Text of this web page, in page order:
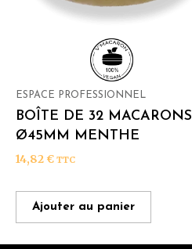
ESPACE PROFESSIONNEL
BOÎTE DE 32 MACARONS
Ø45MM MENTHE
14,82 € TTC
Ajouter au panier